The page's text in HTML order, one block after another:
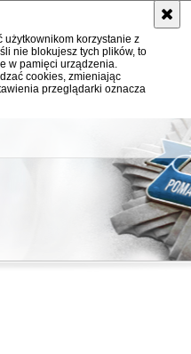
użytkownikom korzystanie z
nie blokujesz tych plików, to
w pamięci urządzenia.
cookies, zmieniając
przeglądarki oznacza